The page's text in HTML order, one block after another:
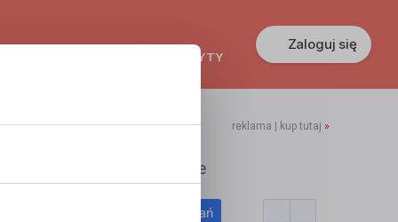
KREDYTY
Zaloguj się
reklama | kup tutaj »
Polecane profile
Filtr wyszukiwań